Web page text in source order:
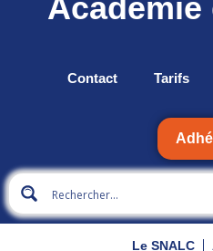
Académie
Contact Tarifs
Le SNALC